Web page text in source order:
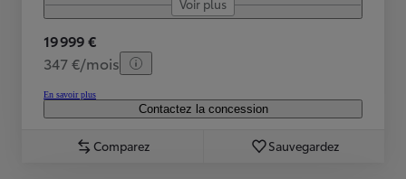
Voir plus
19 999 €
347 €/mois
En savoir plus
Contactez la concession
Comparez Sauvegardez